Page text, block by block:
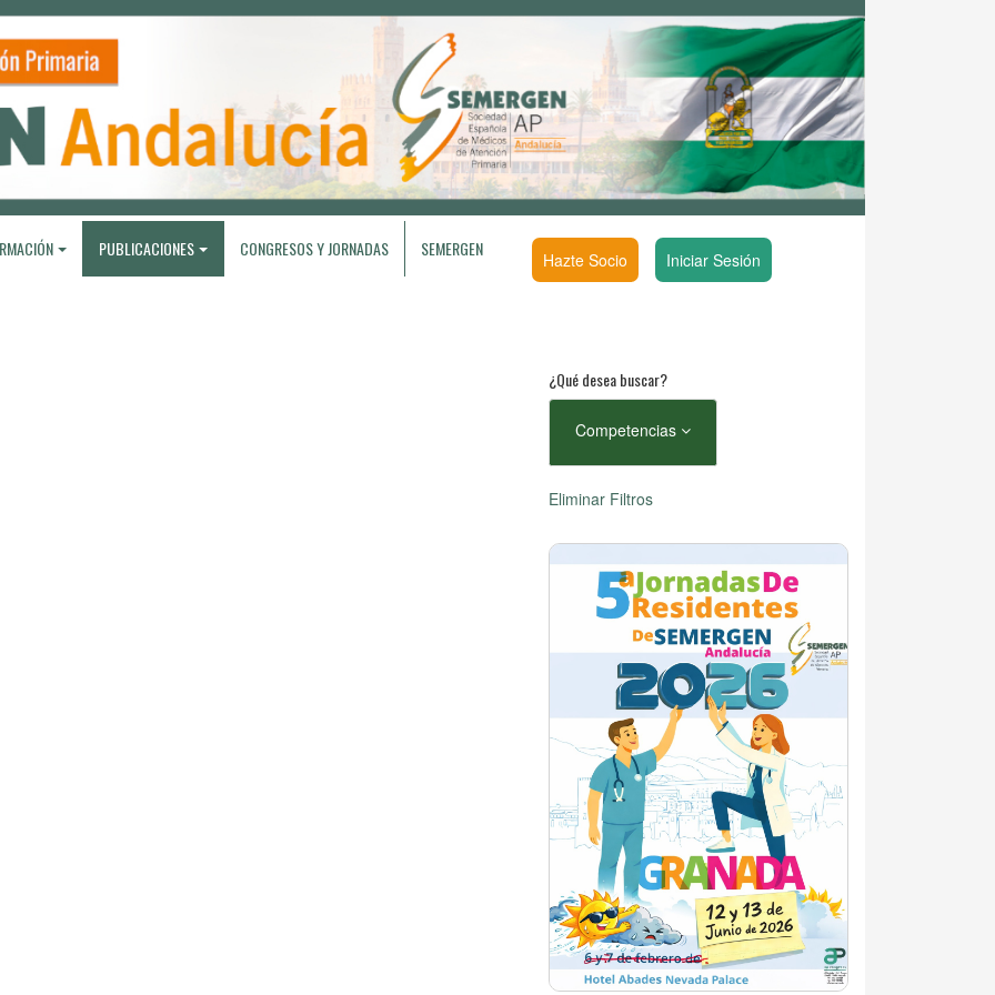
PUBLICACIONES CONGRESOS Y JORNADAS SEMERGEN Hazte Socio Iniciar Sesión
¿Qué desea buscar?
Competencias
Eliminar Filtros